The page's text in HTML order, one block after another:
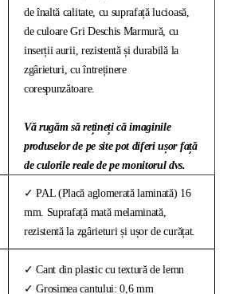
de înaltă calitate, cu suprafață lucioasă,
de culoare Gri Deschis Marmură, cu
inserții aurii, rezistentă și durabilă la
zgârieturi, cu întreținere
corespunzătoare.
Vă rugăm să rețineți că imaginile
produselor de pe site pot diferi ușor față
de culorile reale de pe monitorul dvs.
✓ PAL (Placă aglomerată laminată) 16
mm. Suprafață mată melaminată,
rezistentă la zgârieturi și ușor de curățat.
✓ Cant din plastic cu textură de lemn
✓ Grosimea cantului: 0,6 mm